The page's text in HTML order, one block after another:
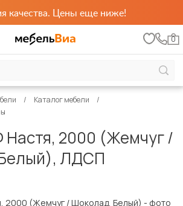
качества. Цены еще ниже!
0
Каталог мебели
2000 (Жемчуг /
ЛДСП